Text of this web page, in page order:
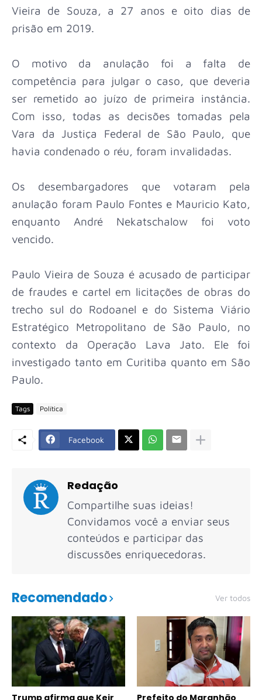
Vieira de Souza, a 27 anos e oito dias de
prisão em 2019.
O motivo da anulação foi a falta de
competência para julgar o caso, que deveria
ser remetido ao juízo de primeira instância.
Com isso, todas as decisões tomadas pela
Vara da Justiça Federal de São Paulo, que
havia condenado o réu, foram invalidadas.
Os desembargadores que votaram pela
anulação foram Paulo Fontes e Mauricio Kato,
enquanto André Nekatschalow foi voto
vencido.
Paulo Vieira de Souza é acusado de participar
de fraudes e cartel em licitações de obras do
trecho sul do Rodoanel e do Sistema Viário
Estratégico Metropolitano de São Paulo, no
contexto da Operação Lava Jato. Ele foi
investigado tanto em Curitiba quanto em São
Paulo.
Tags Política
Facebook
Redação
Compartilhe suas ideias!
Convidamos você a enviar seus
conteúdos e participar das
discussões enriquecedoras.
Recomendado Ver todos
Trump afirma que Keir Prefeito do Maranhão